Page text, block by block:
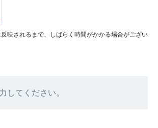
映されるまで、しばらく時間がかかる場合がござい
してください。